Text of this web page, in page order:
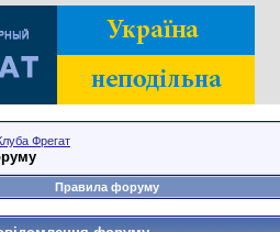
Фрегат
Правила форуму